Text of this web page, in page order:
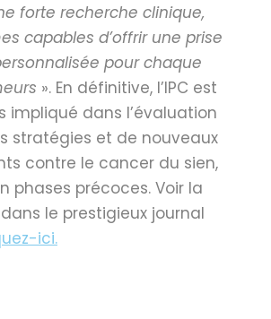
forte recherche clinique,
capables d’offrir une prise
pour chaque
». En définitive, l’IPC est
impliqué dans l’évaluation
stratégies et de nouveaux
contre le cancer du sien,
phases précoces. Voir la
le prestigieux journal
ici.